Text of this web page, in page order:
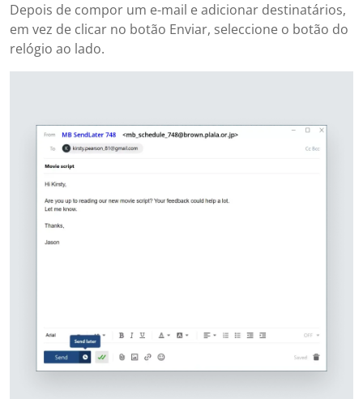
Depois de compor um e-mail e adicionar destinatários,
em vez de clicar no botão Enviar, seleccione o botão do
relógio ao lado.